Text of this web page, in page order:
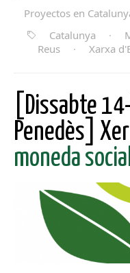
Proyectos en
Catalunya
·
Reus
· Xarxa
[Dissabte
Penedès]
moneda social